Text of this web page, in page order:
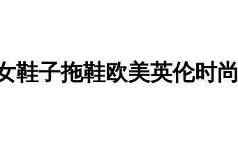
鞋子拖鞋欧美英伦时尚